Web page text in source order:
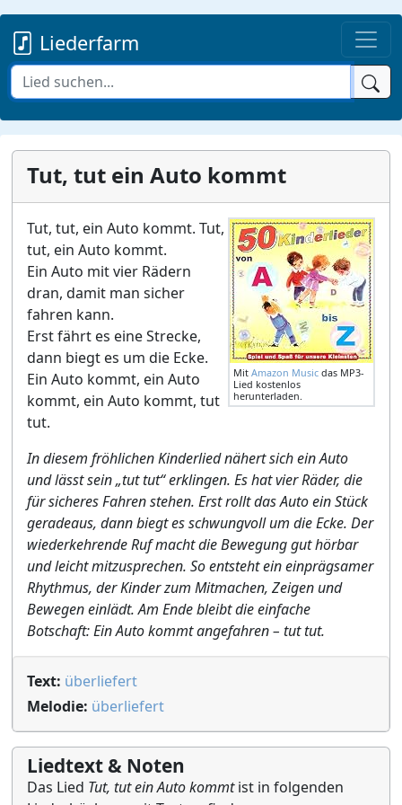
Liederfarm
Tut, tut ein Auto kommt
Mit Amazon Music das MP3-
Lied kostenlos
herunterladen.
Tut, tut, ein Auto kommt. Tut,
tut, ein Auto kommt.
Ein Auto mit vier Rädern
dran, damit man sicher
fahren kann.
Erst fährt es eine Strecke,
dann biegt es um die Ecke.
Ein Auto kommt, ein Auto
kommt, ein Auto kommt, tut
tut.
In diesem fröhlichen Kinderlied nähert sich ein Auto
und lässt sein „tut tut“ erklingen. Es hat vier Räder, die
für sicheres Fahren stehen. Erst rollt das Auto ein Stück
geradeaus, dann biegt es schwungvoll um die Ecke. Der
wiederkehrende Ruf macht die Bewegung gut hörbar
und leicht mitzusprechen. So entsteht ein einprägsamer
Rhythmus, der Kinder zum Mitmachen, Zeigen und
Bewegen einlädt. Am Ende bleibt die einfache
Botschaft: Ein Auto kommt angefahren – tut tut.
Text: überliefert
Melodie: überliefert
Liedtext & Noten
Das Lied Tut, tut ein Auto kommtist in folgenden